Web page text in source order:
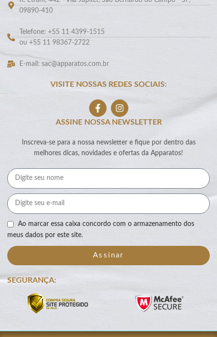
09890-410
Telefone: +55 11 4399-1515
ou +55 11 98367-2722
E-mail: sac@apparatos.com.br
VISITE NOSSAS REDES SOCIAIS:
ASSINE NOSSA NEWSLETTER
Inscreva-se para a nossa newsletter e fique por dentro das
melhores dicas, novidades e ofertas da Apparatos!
Ao marcar essa caixa concordo com o armazenamento dos
meus dados por este site.
Assinar
SEGURANÇA: